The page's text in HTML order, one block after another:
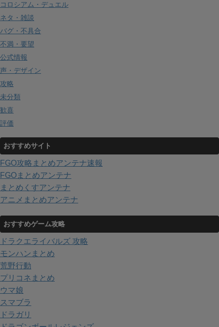
コロシアム・デュエル
ネタ・雑談
バグ・不具合
不満・要望
公式情報
声・デザイン
攻略
未分類
歓喜
評価
おすすめサイト
FGO攻略まとめアンテナ速報
FGOまとめアンテナ
まとめくすアンテナ
アニメまとめアンテナ
おすすめゲーム攻略
ドラクエライバルズ 攻略
モンハンまとめ
荒野行動
プリコネまとめ
ウマ娘
スマブラ
ドラガリ